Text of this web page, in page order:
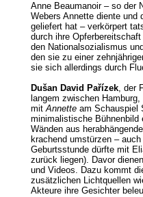
Anne Beaumanoir – so der
Webers Annette diente und
geliefert hat – verkörpert
durch ihre
den Nationalsozialismus
den sie zu einer
sie sich allerdings durch
Dušan David Pařízek, der
langem zwischen
mitAnnetteam Schauspiel
minimalistische Bühnenbild
Wänden aus
krachend umstürzen –
Geburtsstunde dürfte mit
zurück liegen). Davor
und Videos. Dazu kommt
zusätzlichen Lichtquellen
Akteure ihre Gesichter